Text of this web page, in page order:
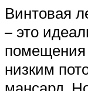
Винтовая
– это
низким